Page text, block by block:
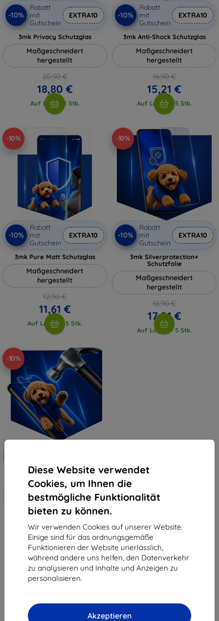
Diese Website verwendet
Cookies, um Ihnen die
bestmögliche Funktionalität
bieten zu können.
Wir verwenden Cookies auf unserer Website.
Einige sind für das ordnungsgemäße
Funktionieren der Website unerlässlich,
während andere uns helfen, den Datenverkehr
zu analysieren und Inhalte und Anzeigen zu
personalisieren.
Akzeptieren
-10%
Rabatt
mit
Gutschein
EXTRA10
3mk Privacy Schutzglas
Maßgeschneidert
hergestellt
20,90 €
18,80 €
Auf Lager 3 Stk.
-10%
Rabatt
mit
Gutschein
EXTRA10
3mk Anti-Shock Schutzglas
Maßgeschneidert
hergestellt
16,90 €
15,21 €
Auf Lager > 5 Stk.
-10%
-10%
Rabatt
mit
Gutschein
EXTRA10
3mk Pure Matt Schutzglas
Maßgeschneidert
hergestellt
12,90 €
11,61 €
Auf Lager > 5 Stk.
-10%
-10%
Rabatt
mit
Gutschein
EXTRA10
3mk Silverprotection+
Schutzfolie
Maßgeschneidert
hergestellt
18,90 €
17,01 €
Auf Lager > 5 Stk.
-10%
3mk Hammer Schutzfolie
Maßgeschneidert
hergestellt
19,90 €
17,91 €
Auf Lager 4 Stk.
1